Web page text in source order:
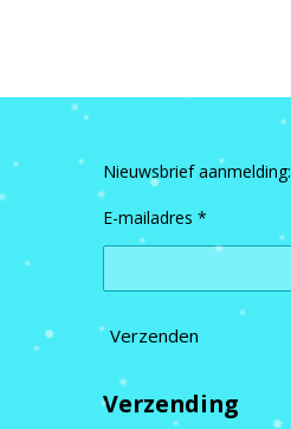
Nieuwsbrief aanmelding:
E-mailadres *
Verzenden
Verzending